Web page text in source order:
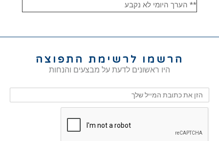
** הערך היומי לא נקבע
הרשמו לרשימת התפוצה
היו ראשונים לדעת על מבצעים והנחות